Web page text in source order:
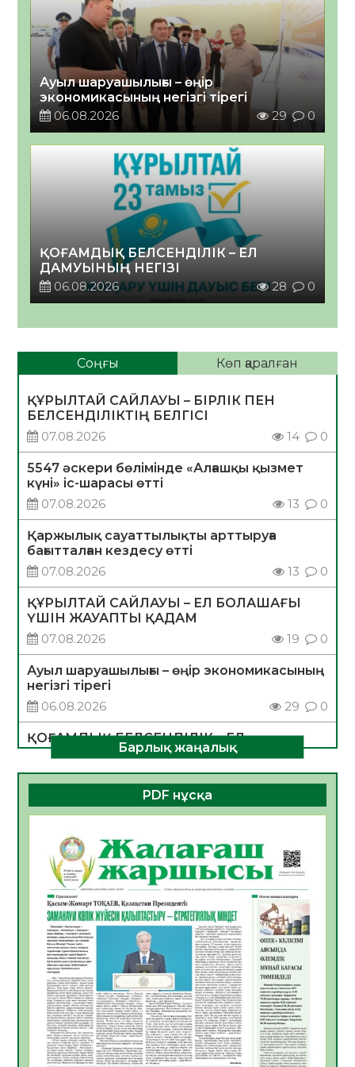
Ауыл шаруашылығы – өңір
экономикасының негізгі тірегі
06.08.2026
29 0
ҚОҒАМДЫҚ БЕЛСЕНДІЛІК – ЕЛ
ДАМУЫНЫҢ НЕГІЗІ
06.08.2026
28 0
Соңғы Көп қаралған
ҚҰРЫЛТАЙ САЙЛАУЫ – БІРЛІК ПЕН
БЕЛСЕНДІЛІКТІҢ БЕЛГІСІ
07.08.2026
14 0
5547 әскери бөлімінде «Алғашқы қызмет
күні» іс-шарасы өтті
07.08.2026
13 0
Қаржылық сауаттылықты арттыруға
бағытталған кездесу өтті
07.08.2026
13 0
ҚҰРЫЛТАЙ САЙЛАУЫ – ЕЛ БОЛАШАҒЫ
ҮШІН ЖАУАПТЫ ҚАДАМ
07.08.2026
19 0
Ауыл шаруашылығы – өңір экономикасының
негізгі тірегі
06.08.2026
29 0
ҚОҒАМДЫҚ БЕЛСЕНДІЛІК – ЕЛ
ДАМУЫНЫҢ НЕГІЗІ
06.08.2026
28 0
ҚҰРЫЛТАЙ САЙЛАУЫ – БОЛАШАҚҚА
БАСТАР ЖАУАПТЫ ТАҢДАУ
06.08.2026
Инфекциялық ауруларға қарсы иммундау
жұмыстарының тиімділігі
06.08.2026
Көкжөтел ауруы туралы
06.08.2026
28
АПВ вакцинасы туралы мәлімет
06.08.2026
29
Open Air: Қызылорда облысы полиция
департаменті 20 мыңнан астам
Барлық жаңалық
PDF нұсқа